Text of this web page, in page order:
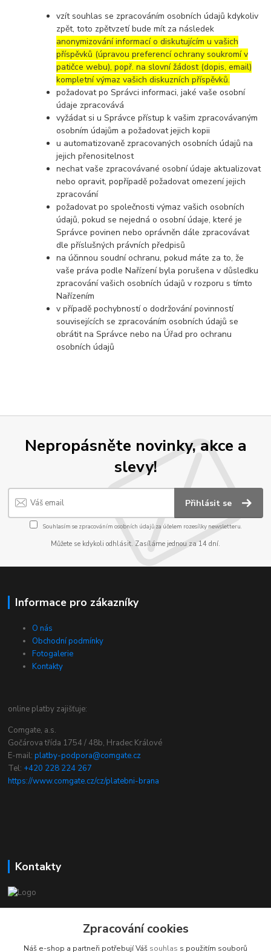
vzít souhlas se zpracováním osobních údajů kdykoliv
zpět, toto zpětvzetí bude mít za následek
anonymizování informací o diskutujícím u vašich
příspěvků (úpravou preferencí ochrany soukromí v
patičce webu), popř. na slovní žádost (dopis, email)
kompletní výmaz vašich diskuzních příspěvků.
požadovat po Správci informaci, jaké vaše osobní
údaje zpracovává
vyžádat si u Správce přístup k vašim zpracovávaným
osobním údajům a požadovat jejich kopii
u automatizovaně zpracovaných osobních údajů na
jejich přenositelnost
nechat vaše zpracovávané osobní údaje aktualizovat
nebo opravit, popřípadě požadovat omezení jejich
zpracování
požadovat po společnosti výmaz vašich osobních
údajů, pokud se nejedná o osobní údaje, které je
Správce povinen nebo oprávněn dále zpracovávat
dle příslušných právních předpisů
na účinnou soudní ochranu, pokud máte za to, že
vaše práva podle Nařízení byla porušena v důsledku
zpracování vašich osobních údajů v rozporu s tímto
Nařízením
v případě pochybností o dodržování povinností
souvisejících se zpracováním osobních údajů se
obrátit na Správce nebo na Úřad pro ochranu
osobních údajů
Nepropásněte novinky, akce a
slevy!
Přihlásit se
Souhlasím se zpracováním osobních údajůza účelem rozesílky newsletteru.
Můžete se kdykoli odhlásit. Zasíláme jednou za 14 dní.
Informace pro zákazníky
O nás
Obchodní podmínky
Fotogalerie
Kontakty
online platby zajišťuje:
Comgate, a.s.
Gočárova třída 1754 / 48b, Hradec Králové
E-mail:platby-podpora@comgate.cz
Tel: +420 228 224 267
https://www.comgate.cz/cz/platebni-brana
Kontakty
Zpracování cookies
Náš e-shop a partneři potřebují Váš souhlas s použitím souborů